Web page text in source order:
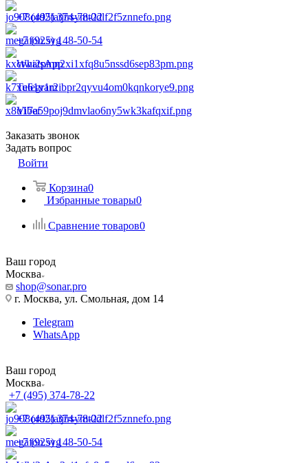
+7 (495) 374-78-22
+7 (925) 148-50-54
WhatsApp
Telegram
Viber
Заказать звонок
Задать вопрос
Войти
Корзина0
Избранные товары0
Сравнение товаров0
Ваш город
Москва
shop@sonar.pro
г. Москва, ул. Смольная, дом 14
Telegram
WhatsApp
Ваш город
Москва
+7 (495) 374-78-22
+7 (495) 374-78-22
+7 (925) 148-50-54